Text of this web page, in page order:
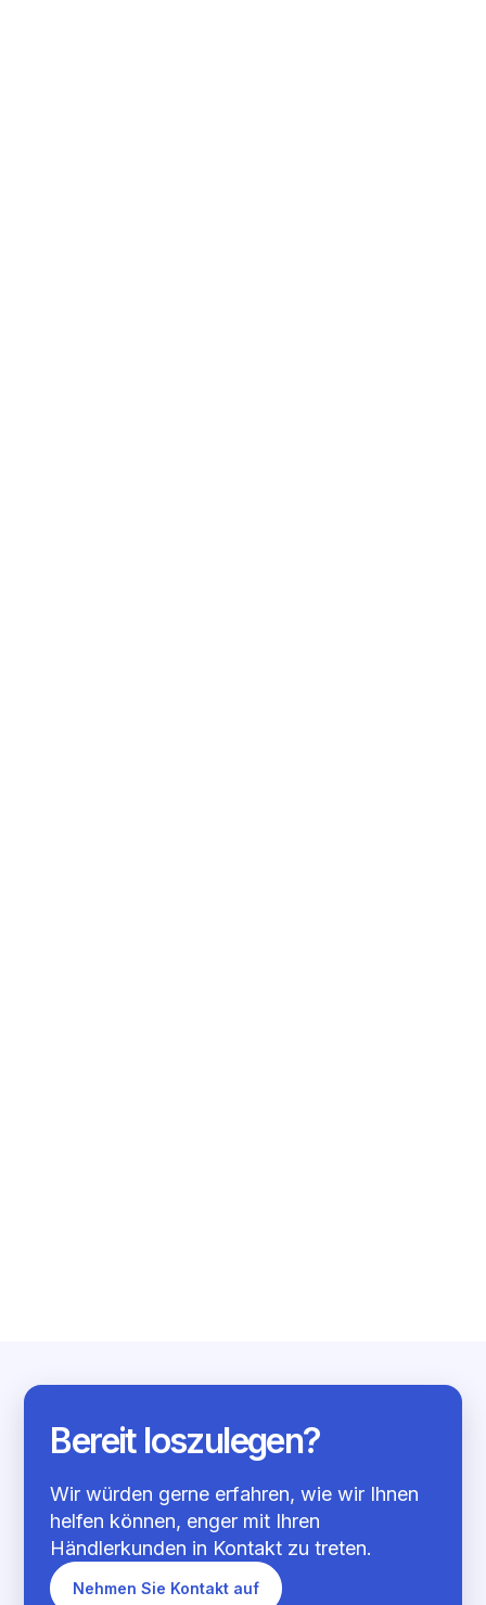
Bereit loszulegen?
Wir würden gerne erfahren, wie wir Ihnen
helfen können, enger mit Ihren
Händlerkunden in Kontakt zu treten.
Nehmen Sie Kontakt auf